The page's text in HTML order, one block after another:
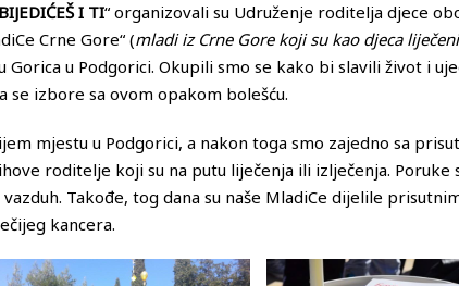
I TI“ organizovali su Udruženje roditelja djece
Crne Gore“ (mladi iz Crne Gore koji su kao djeca
Gorica u Podgorici. Okupili smo se kako bi slavili život i
izbore sa ovom opakom bolešću.
mjestu u Podgorici, a nakon toga smo zajedno sa
roditelje koji su na putu liječenja ili izlječenja. Poruke
Takođe, tog dana su naše MladiCe dijelile
kancera.